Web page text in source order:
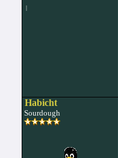
|
Habicht
Sourdough